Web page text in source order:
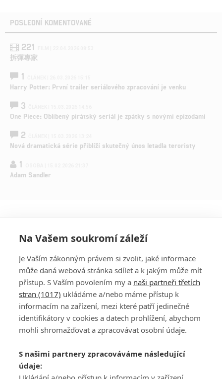
POSLEDNÍ KOMENTOVANÉ
221
拆彈專家
1
Harry Potter: První trailer seriálového zpracování je venku
3
One Piece: Oblíbený pirátský seriál je zpátky s novými epizodami
2
Nová dramatická série přiblíží skutečný únos letadla teroristy
1
Adam Sandler
PŘIHLÁSIT
REGISTROVAT
DISKUZE
Šéfredaktorkou webu jePetr Slavík, e-mailserialy@fandimefilmu.cz
Máte-li zájem o inzerci na našem webu napište nám na e-mail
Na Vašem soukromí záleží
Je Vaším zákonným právem si zvolit, jaké informace
může daná webová stránka sdílet a k jakým může mít
přístup. S Vaším povolením my a naši partneři třetích
stran (1017) ukládáme a/nebo máme přístup k
informacím na zařízení, mezi které patří jedinečné
identifikátory v cookies a datech prohlížení, abychom
mohli shromažďovat a zpracovávat osobní údaje.
S našimi partnery zpracováváme následující
údaje: